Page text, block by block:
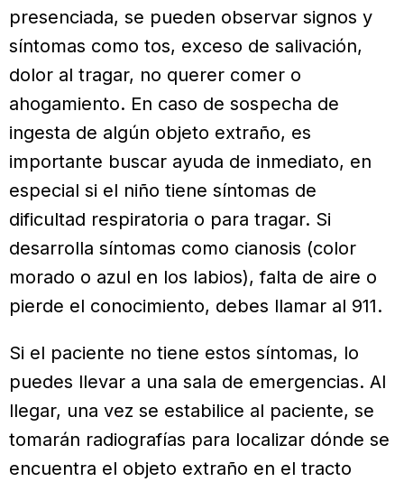
presenciada, se pueden observar signos y
síntomas como tos, exceso de salivación,
dolor al tragar, no querer comer o
ahogamiento. En caso de sospecha de
ingesta de algún objeto extraño, es
importante buscar ayuda de inmediato, en
especial si el niño tiene síntomas de
dificultad respiratoria o para tragar. Si
desarrolla síntomas como cianosis (color
morado o azul en los labios), falta de aire o
pierde el conocimiento, debes llamar al 911.
Si el paciente no tiene estos síntomas, lo
puedes llevar a una sala de emergencias. Al
llegar, una vez se estabilice al paciente, se
tomarán radiografías para localizar dónde se
encuentra el objeto extraño en el tracto